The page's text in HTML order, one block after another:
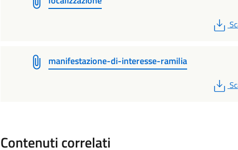
manifestazione-di-interesse-ramilia
Contenuti correlati